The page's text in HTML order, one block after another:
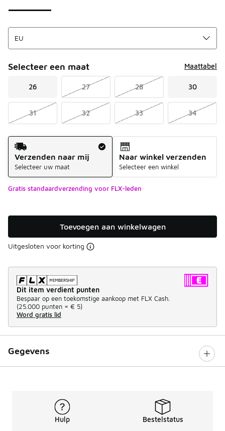
Selecteer een maat Maattabel
26 27 28 30
31 32 33 34
Verzendmethode
Verzenden naar mij
Selecteer uw maat
Naar winkel verzenden
Selecteer een winkel
Gratis standaardverzending voor FLX-leden
Toevoegen aan winkelwagen
Uitgesloten voor korting
Dit item verdient punten
Bespaar op een toekomstige aankoop met FLX Cash.
(25.000 punten = € 5)
Word gratis lid
Gegevens
Hulp Bestelstatus